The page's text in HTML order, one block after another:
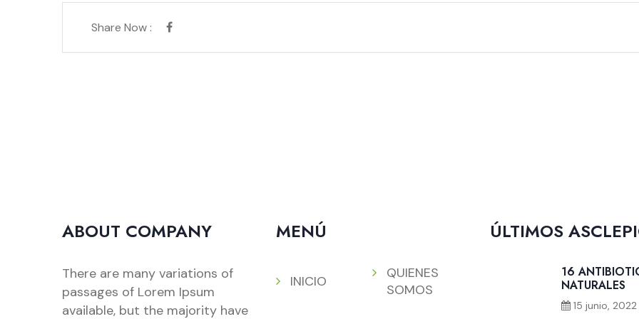
Share Now :
ABOUT COMPANY
There are many variations of
passages of Lorem Ipsum
available, but the majority have
MENÚ
INICIO
QUIENES
SOMOS
ÚLTIMOS
16
NATURALES
15 junio, 2022